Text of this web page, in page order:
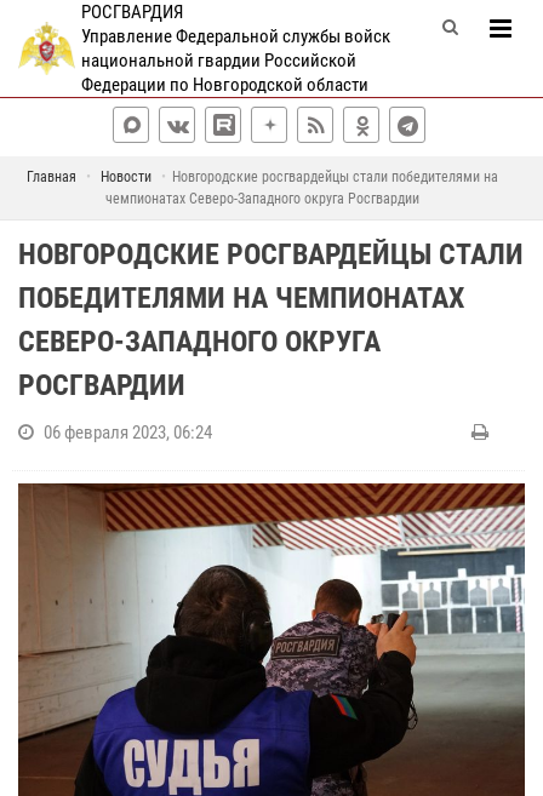
РОСГВАРДИЯ
Управление Федеральной службы войск
национальной гвардии Российской
Федерации по Новгородской области
Главная Новости
Новгородские росгвардейцы стали победителями на
чемпионатах Северо-Западного округа Росгвардии
НОВГОРОДСКИЕ РОСГВАРДЕЙЦЫ СТАЛИ
ПОБЕДИТЕЛЯМИ НА ЧЕМПИОНАТАХ
СЕВЕРО-ЗАПАДНОГО ОКРУГА
РОСГВАРДИИ
06 февраля 2023, 06:24